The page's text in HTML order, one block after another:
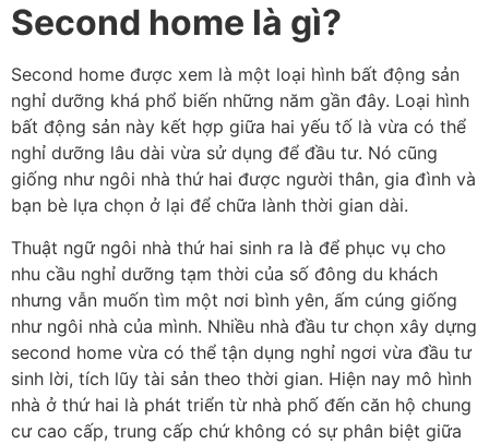
Second home là gì?
Second home được xem là một loại hình bất động sản
nghỉ dưỡng khá phổ biến những năm gần đây. Loại hình
bất động sản này kết hợp giữa hai yếu tố là vừa có thể
nghỉ dưỡng lâu dài vừa sử dụng để đầu tư. Nó cũng
giống như ngôi nhà thứ hai được người thân, gia đình và
bạn bè lựa chọn ở lại để chữa lành thời gian dài.
Thuật ngữ ngôi nhà thứ hai sinh ra là để phục vụ cho
nhu cầu nghỉ dưỡng tạm thời của số đông du khách
nhưng vẫn muốn tìm một nơi bình yên, ấm cúng giống
như ngôi nhà của mình. Nhiều nhà đầu tư chọn xây dựng
second home vừa có thể tận dụng nghỉ ngơi vừa đầu tư
sinh lời, tích lũy tài sản theo thời gian. Hiện nay mô hình
nhà ở thứ hai là phát triển từ nhà phố đến căn hộ chung
cư cao cấp, trung cấp chứ không có sự phân biệt giữa